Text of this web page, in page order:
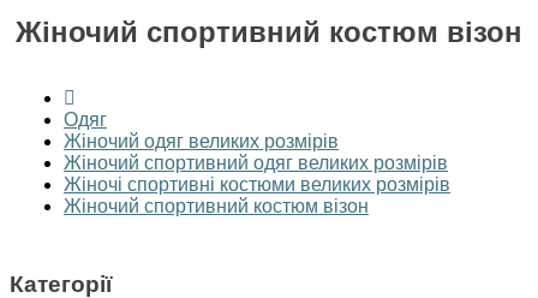
Жіночий спортивний костюм візон
Одяг
Жіночий одяг великих розмірів
Жіночий спортивний одяг великих розмірів
Жіночі спортивні костюми великих розмірів
Жіночий спортивний костюм візон
Категорії